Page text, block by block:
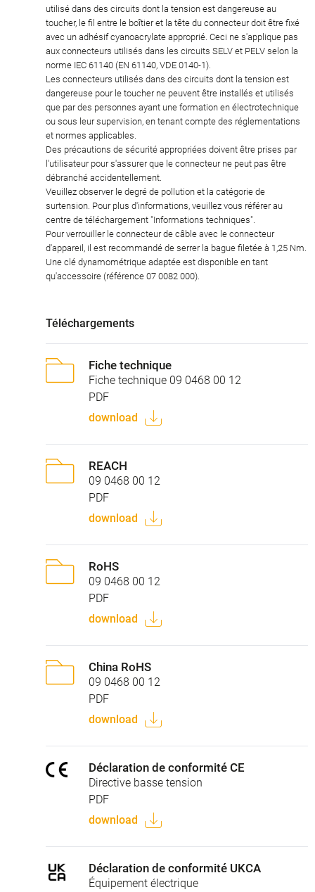
utilisé dans des circuits dont la tension est dangereuse au
toucher, le fil entre le boîtier et la tête du connecteur doit être fixé
avec un adhésif cyanoacrylate approprié. Ceci ne s'applique pas
aux connecteurs utilisés dans les circuits SELV et PELV selon la
norme IEC 61140 (EN 61140, VDE 0140-1).
Les connecteurs utilisés dans des circuits dont la tension est
dangereuse pour le toucher ne peuvent être installés et utilisés
que par des personnes ayant une formation en électrotechnique
ou sous leur supervision, en tenant compte des réglementations
et normes applicables.
Des précautions de sécurité appropriées doivent être prises par
l'utilisateur pour s'assurer que le connecteur ne peut pas être
débranché accidentellement.
Veuillez observer le degré de pollution et la catégorie de
surtension. Pour plus d'informations, veuillez vous référer au
centre de téléchargement "Informations techniques".
Pour verrouiller le connecteur de câble avec le connecteur
d'appareil, il est recommandé de serrer la bague filetée à 1,25 Nm.
Une clé dynamométrique adaptée est disponible en tant
qu'accessoire (référence 07 0082 000).
Téléchargements
Fiche technique
Fiche technique 09 0468 00 12
PDF
download
REACH
09 0468 00 12
PDF
download
RoHS
09 0468 00 12
PDF
download
China RoHS
09 0468 00 12
PDF
download
Déclaration de conformité CE
Directive basse tension
PDF
download
Déclaration de conformité UKCA
Équipement électrique